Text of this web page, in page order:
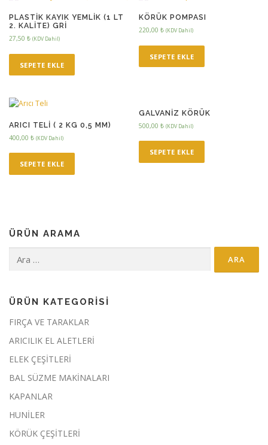
PLASTIK KAYIK YEMLIK (1 LT
2. KALITE) GRİ
27,50 ₺ (KDV Dahil)
SEPETE EKLE
KÖRÜK POMPASI
220,00₺ (KDV Dahil)
SEPETE EKLE
ARICI TELI ( 2 KG 0,5 MM)
400,00 ₺ (KDV Dahil)
SEPETE EKLE
GALVANIZ KÖRÜK
500,00₺ (KDV Dahil)
SEPETE EKLE
ÜRÜN ARAMA
ÜRÜN KATEGORİSİ
FIRÇA VE TARAKLAR
ARICILIK EL ALETLERİ
ELEK ÇEŞİTLERİ
BAL SÜZME MAKİNALARI
KAPANLAR
HUNİLER
KÖRÜK ÇEŞİTLERİ